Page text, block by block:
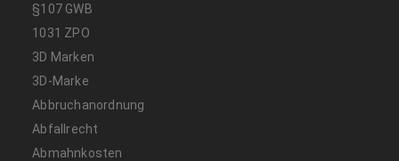
§107 GWB
1031 ZPO
3D Marken
3D-Marke
Abbruchanordnung
Abfallrecht
Abmahnkosten